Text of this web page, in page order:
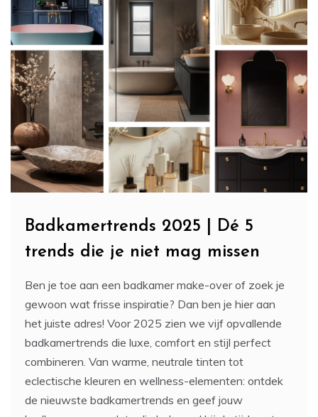
Badkamertrends 2025 | Dé 5
trends die je niet mag missen
Ben je toe aan een badkamer make-over of zoek je
gewoon wat frisse inspiratie? Dan ben je hier aan
het juiste adres! Voor 2025 zien we vijf opvallende
badkamertrends die luxe, comfort en stijl perfect
combineren. Van warme, neutrale tinten tot
eclectische kleuren en wellness-elementen: ontdek
de nieuwste badkamertrends en geef jouw